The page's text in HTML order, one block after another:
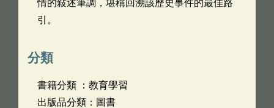
情的敍述筆調，堪稱回溯該歷史事件的最佳路
引。
分類
書籍分類 ：教育學習
出版品分類：圖書